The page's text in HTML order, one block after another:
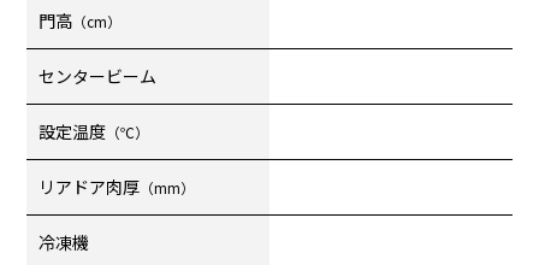
門高 （cm）
センタービーム
設定温度 （℃）
リアドア肉厚 （mm）
冷凍機